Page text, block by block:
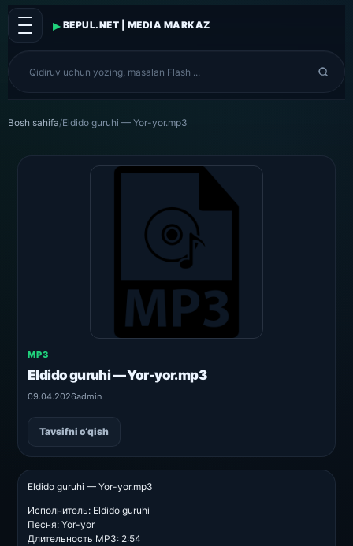
▸ BEPUL.NET | MEDIA MARKAZ
Bosh sahifa/Eldido guruhi — Yor-yor.mp3
MP3
Eldido guruhi — Yor-yor.mp3
09.04.2026admin
Tavsifni o‘qish
Eldido guruhi — Yor-yor.mp3
Исполнитель: Eldido guruhi
Песня: Yor-yor
Длительность MP3: 2:54